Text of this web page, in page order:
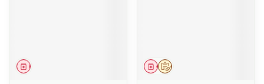
Geneesmiddel Op voorschrift
Geneesmiddel